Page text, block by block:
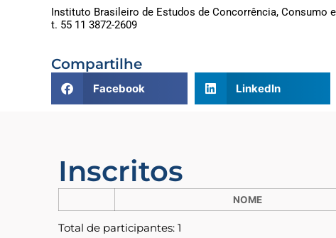
Instituto Brasileiro de Estudos de Concorrência, Consumo
t. 55 11 3872-2609
Compartilhe
Facebook LinkedIn
Inscritos
NOME
Total de participantes: 1